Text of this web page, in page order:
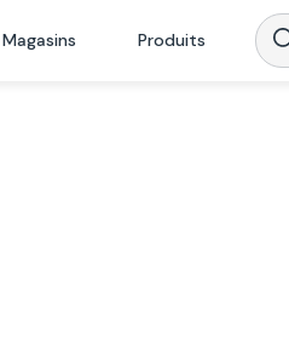
Magasins Produits